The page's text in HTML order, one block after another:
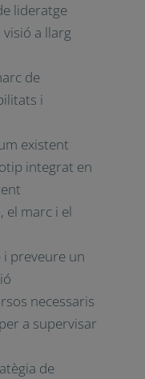
lideratge
a llarg
de
i
existent
integrat en
el marc i el
preveure un
necessaris
a supervisar
de